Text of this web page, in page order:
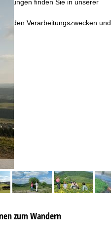
finden Sie in unserer
zu den Verarbeitungszwecken und
zum Wandern